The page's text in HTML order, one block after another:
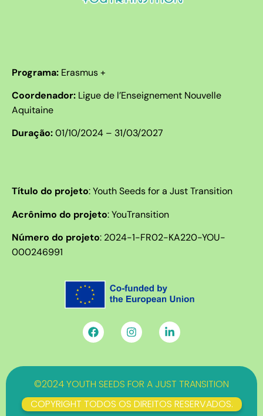
Programa: Erasmus +
Coordenador: Ligue de l’Enseignement Nouvelle
Aquitaine
Duração:01/10/2024 – 31/03/2027
Título do projeto:Youth Seeds for a Just Transition
Acrônimo do projeto: YouTransition
Número do projeto: 2024-1-FR02-KA220-YOU-
000246991
©2024 YOUTH SEEDS FOR A JUST TRANSITION
COPYRIGHT TODOS OS DIREITOS RESERVADOS.